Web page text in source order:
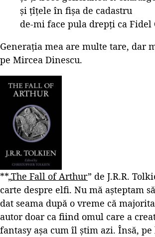
și țîțele în fișa de cadastru
de-mi face pula drepți ca Fidel
Generația mea are multe tare, dar
pe Mircea Dinescu.
**„The Fall of Arthur” de J.R.R.
carte despre elfi. Nu mă așteptam
dat seama după o vreme că
autor doar ca fiind omul care a
fantasy așa cum îl știm azi. Însă, pe